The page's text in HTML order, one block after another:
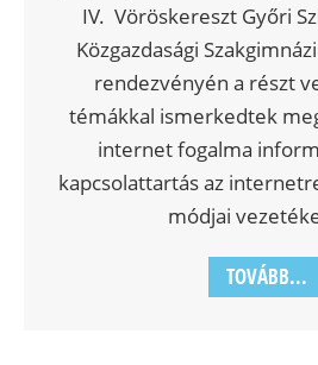
IV. Vöröskereszt Győri
Közgazdasági
rendezvényén a részt
témákkal ismerkedtek
internet fogalma
kapcsolattartás az
módjai
TOVÁBB...